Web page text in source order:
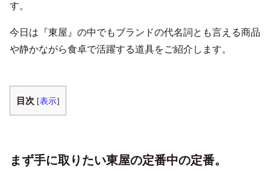
す。
今日は『東屋』の中でもブランドの代名詞とも言える商品
や静かながら食卓で活躍する道具をご紹介します。
目次 [表示]
まず手に取りたい東屋の定番中の定番。